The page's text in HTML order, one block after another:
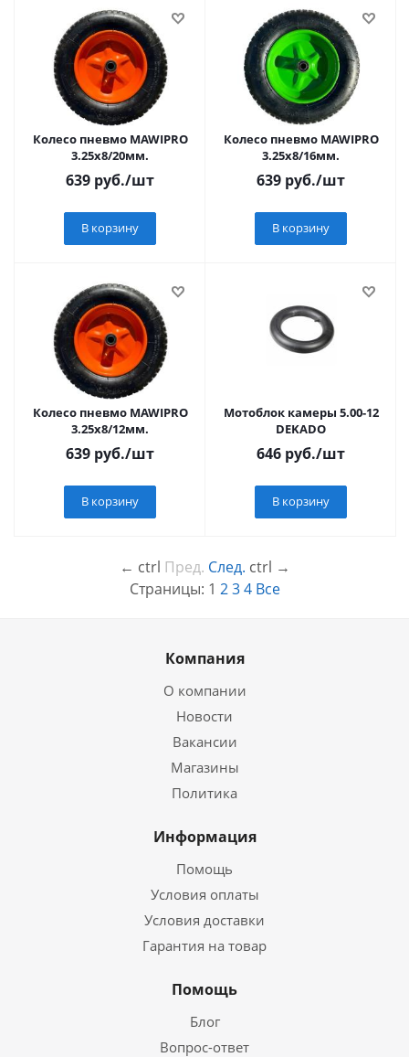
Колесо пневмо MAWIPRO
3.25х8/20мм.
639 руб./шт
В корзину
Колесо пневмо MAWIPRO
3.25х8/16мм.
639 руб./шт
В корзину
Колесо пневмо MAWIPRO
3.25х8/12мм.
639 руб./шт
В корзину
Мотоблок камеры 5.00-12
DEKADO
646 руб./шт
В корзину
← ctrl Пред. След. ctrl →
Страницы: 1 2 3 4 Все
Компания
О компании
Новости
Вакансии
Магазины
Политика
Информация
Помощь
Условия оплаты
Условия доставки
Гарантия на товар
Помощь
Блог
Вопрос-ответ